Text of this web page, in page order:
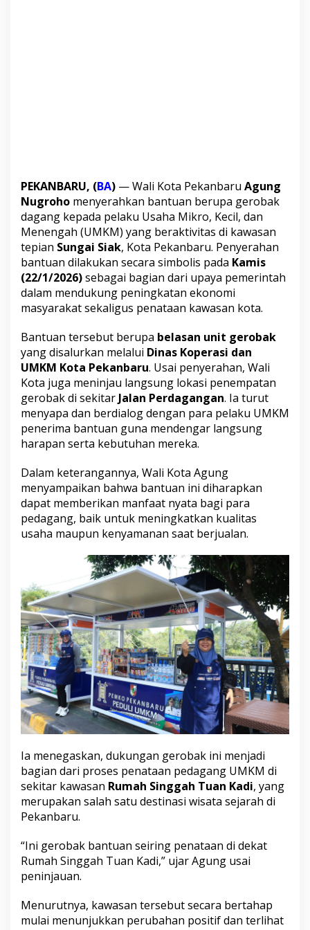
a
i
S
i
a
k
,
D
u
k
u
g
P
n
a
t
a
a
n
K
w
a
s
a
n
W
s
a
t
a
S
e
n
a
p
e
a
n
PEKANBARU, (BA) — Wali Kota Pekanbaru Agung
Nugroho menyerahkan bantuan berupa gerobak
dagang kepada pelaku Usaha Mikro, Kecil, dan
Menengah (UMKM) yang beraktivitas di kawasan
tepian Sungai Siak, Kota Pekanbaru. Penyerahan
bantuan dilakukan secara simbolis pada Kamis
(22/1/2026)sebagai bagian dari upaya pemerintah
dalam mendukung peningkatan ekonomi
masyarakat sekaligus penataan kawasan kota.
Bantuan tersebut berupa belasan unit gerobak
yang disalurkan melalui Dinas Koperasi dan
UMKM Kota Pekanbaru. Usai penyerahan, Wali
Kota juga meninjau langsung lokasi penempatan
gerobak di sekitar Jalan Perdagangan. Ia turut
menyapa dan berdialog dengan para pelaku UMKM
penerima bantuan guna mendengar langsung
harapan serta kebutuhan mereka.
Dalam keterangannya, Wali Kota Agung
menyampaikan bahwa bantuan ini diharapkan
dapat memberikan manfaat nyata bagi para
pedagang, baik untuk meningkatkan kualitas
usaha maupun kenyamanan saat berjualan.
Ia menegaskan, dukungan gerobak ini menjadi
bagian dari proses penataan pedagang UMKM di
sekitar kawasan Rumah Singgah Tuan Kadi, yang
merupakan salah satu destinasi wisata sejarah di
Pekanbaru.
“Ini gerobak bantuan seiring penataan di dekat
Rumah Singgah Tuan Kadi,” ujar Agung usai
peninjauan.
Menurutnya, kawasan tersebut secara bertahap
mulai menunjukkan perubahan positif dan terlihat